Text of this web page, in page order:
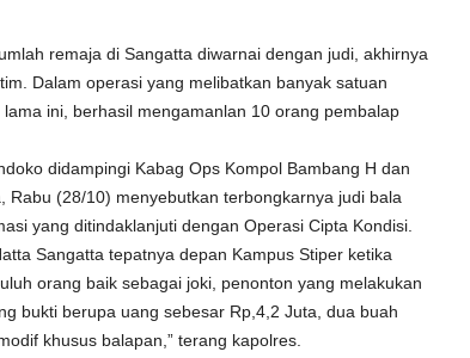
remaja di Sangatta diwarnai dengan judi, akhirnya
Dalam operasi yang melibatkan banyak satuan
ini, berhasil mengamanlan 10 orang pembalap
didampingi Kabag Ops Kompol Bambang H dan
Rabu (28/10) menyebutkan terbongkarnya judi bala
yang ditindaklanjuti dengan Operasi Cipta Kondisi.
Sangatta tepatnya depan Kampus Stiper ketika
orang baik sebagai joki, penonton yang melakukan
bukti berupa uang sebesar Rp,4,2 Juta, dua buah
khusus balapan,” terang kapolres.